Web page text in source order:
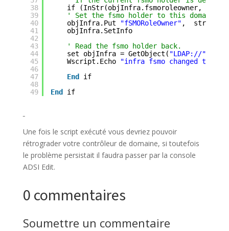
38
39
40
41
42
43
44
45
46
47
48
49
if (InStr(objInfra.fsmoroleowner,
' Set the fsmo holder to this domain
objInfra.Put
"fSMORoleOwner" ,
objInfra.SetInfo
' Read the fsmo holder back.
set objInfra = GetObject( "LDAP://"
Wscript.Echo
"infra fsmo changed to:"
End
if
End
if
Une fois le script exécuté vous devriez pouvoir
rétrograder votre contrôleur de domaine, si toutefois
le problème persistait il faudra passer par la console
ADSI Edit.
0 commentaires
Soumettre un commentaire